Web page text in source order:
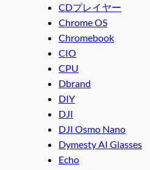
CDプレイヤー
Chrome OS
Chromebook
CIO
CPU
Dbrand
DIY
DJI
DJI Osmo Nano
Dymesty AI Glasses
Echo